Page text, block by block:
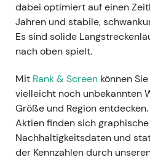
dabei optimiert auf einen
Jahren und stabile,
Es sind solide
nach oben spielt.
Mit Rank & Screen können
vielleicht noch unbekannten
Größe und Region
Aktien finden sich
Nachhaltigkeitsdaten und
der Kennzahlen durch